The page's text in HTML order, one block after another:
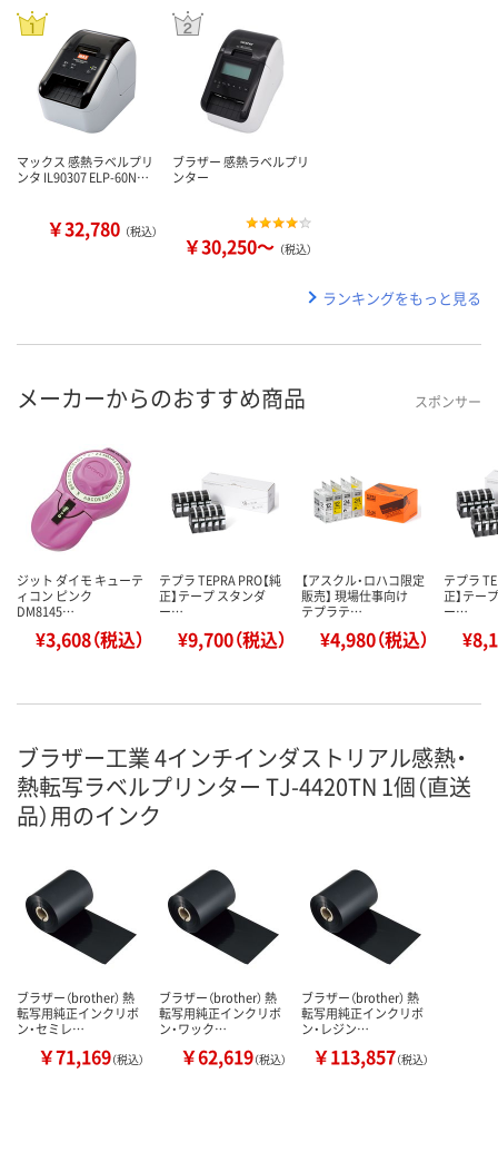
マックス 感熱ラベルプリ
ンタ IL90307 ELP-60N…
￥32,780 （税込）
ブラザー 感熱ラベルプリ
ンター
￥30,250～ （税込）
ランキングをもっと見る
メーカーからのおすすめ商品 スポンサー
ジット ダイモ キューテ
ィコン ピンク
DM8145…
¥3,608（税込）
テプラ TEPRA PRO【純
正】テープ スタンダ
ー…
¥9,700（税込）
【アスクル・ロハコ限定
販売】 現場仕事向け
テプラテ…
¥4,980（税込）
テプラ
正】テー
ー…
ブラザー工業 4インチインダストリアル感熱・
熱転写ラベルプリンター TJ-4420TN 1個（直送
品）用のインク
ブラザー（brother） 熱
転写用純正インクリボ
ン・セミレ…
￥71,169（税込）
ブラザー（brother） 熱
転写用純正インクリボ
ン・ワック…
￥62,619（税込）
ブラザー（brother） 熱
転写用純正インクリボ
ン・レジン…
￥113,857（税込）